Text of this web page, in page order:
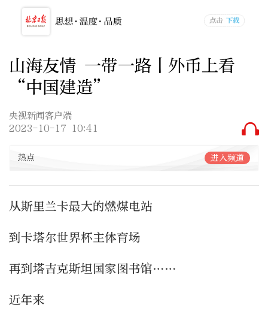
山海友情 一带一路丨外币上看
“中国建造”
央视新闻客户端
2023-10-17 10:41
热点 进入频道
从斯里兰卡最大的燃煤电站
到卡塔尔世界杯主体育场
再到塔吉克斯坦国家图书馆……
近年来